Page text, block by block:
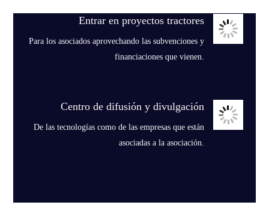
Entrar en proyectos tractores
Para los asociados aprovechando las subvenciones y
financiaciones que vienen.
Centro de difusión y divulgación
De las tecnologías como de las empresas que están
asociadas a la asociación.